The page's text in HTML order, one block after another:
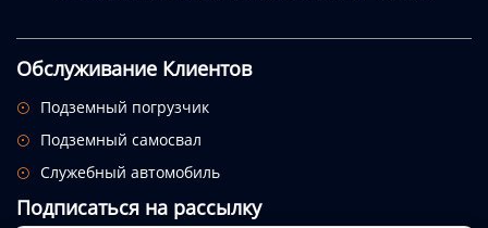
Обслуживание Клиентов
 Подземный погрузчик
 Подземный самосвал
 Служебный автомобиль
Подписаться на рассылку